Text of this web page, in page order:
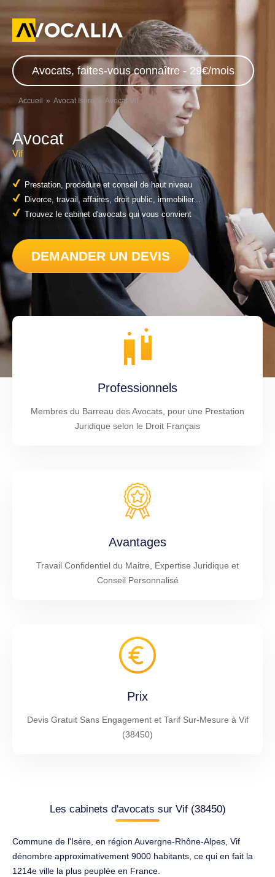
Avocats, faites-vous connaître - 29€/mois
Accueil Avocat Isère Avocat Vif
Avocat
Vif
Prestation, procédure et conseil de haut niveau
Divorce, travail, affaires, droit public, immobilier...
Trouvez le cabinet d'avocats qui vous convient
DEMANDER UN DEVIS
Professionnels
Membres du Barreau des Avocats, pour une Prestation
Juridique selon le Droit Français
Avantages
Travail Confidentiel du Maitre, Expertise Juridique et
Conseil Personnalisé
Prix
Devis Gratuit Sans Engagement et Tarif Sur-Mesure à Vif
(38450)
Les cabinets d'avocats sur Vif (38450)
Commune de l'Isère, en région Auvergne-Rhône-Alpes, Vif
dénombre approximativement 9000 habitants, ce qui en fait la
1214e ville la plus peuplée en France.